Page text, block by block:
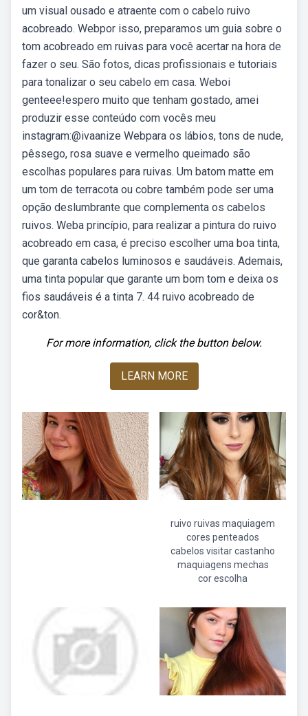
um visual ousado e atraente com o cabelo ruivo
acobreado. Webpor isso, preparamos um guia sobre o
tom acobreado em ruivas para você acertar na hora de
fazer o seu. São fotos, dicas profissionais e tutoriais
para tonalizar o seu cabelo em casa. Weboi
genteee!espero muito que tenham gostado, amei
produzir esse conteúdo com vocês ️meu
instagram:@ivaanize Webpara os lábios, tons de nude,
pêssego, rosa suave e vermelho queimado são
escolhas populares para ruivas. Um batom matte em
um tom de terracota ou cobre também pode ser uma
opção deslumbrante que complementa os cabelos
ruivos. Weba princípio, para realizar a pintura do ruivo
acobreado em casa, é preciso escolher uma boa tinta,
que garanta cabelos luminosos e saudáveis. Ademais,
uma tinta popular que garante um bom tom e deixa os
fios saudáveis é a tinta 7. 44 ruivo acobreado de
cor&ton.
For more information, click the button below.
LEARN MORE
ruivo ruivas maquiagem
cores penteados
cabelos visitar castanho
maquiagens mechas
cor escolha